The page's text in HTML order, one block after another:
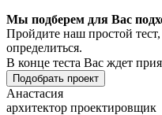
Мы подберем для Вас
Пройдите наш простой
определиться.
В конце теста Вас ждет
Подобрать проект
Анастасия
архитектор проектировщик